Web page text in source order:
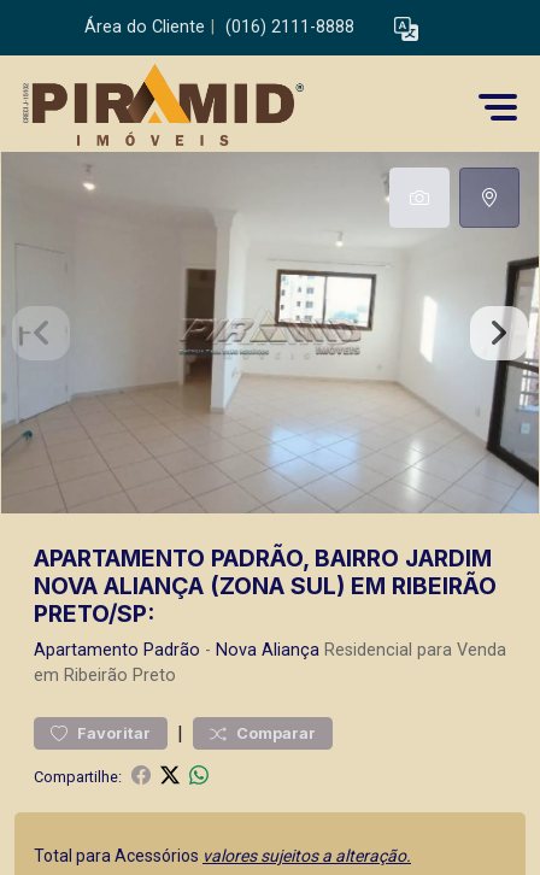
Área do Cliente (016) 2111-8888
APARTAMENTO PADRÃO, BAIRRO JARDIM
NOVA ALIANÇA (ZONA SUL) EM RIBEIRÃO
PRETO/SP:
Apartamento Padrão - Nova Aliança Residencial para Venda
em Ribeirão Preto
Favoritar | Comparar
Compartilhe:
Total para Acessórios valores sujeitos a alteração.